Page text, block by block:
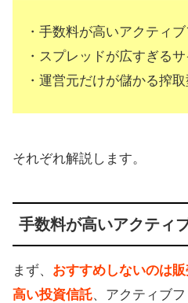
・手数料が高いアクティ
・スプレッドが広すぎる
・運営元だけが儲かる搾
それぞれ解説します。
手数料が高いアクティ
まず、 おすすめしないのは
高い投資信託、アクティブフ